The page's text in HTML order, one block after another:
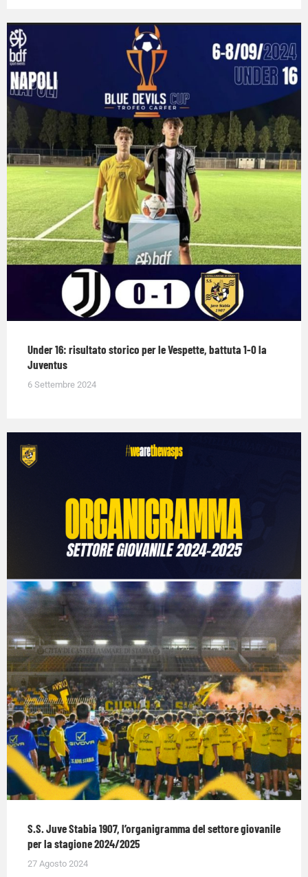
Under 16: risultato storico per le Vespette, battuta 1-0 la
Juventus
6 Settembre 2024
S.S. Juve Stabia 1907, l’organigramma del settore giovanile
per la stagione 2024/2025
27 Agosto 2024